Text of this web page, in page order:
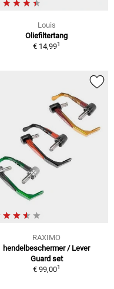
Louis
Oliefiltertang
€ 14,991
RAXIMO
hendelbeschermer / Lever
Guard set
€ 99,001